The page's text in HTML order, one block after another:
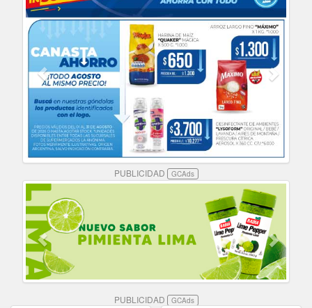
PUBLICIDAD GCAds
PUBLICIDAD GCAds